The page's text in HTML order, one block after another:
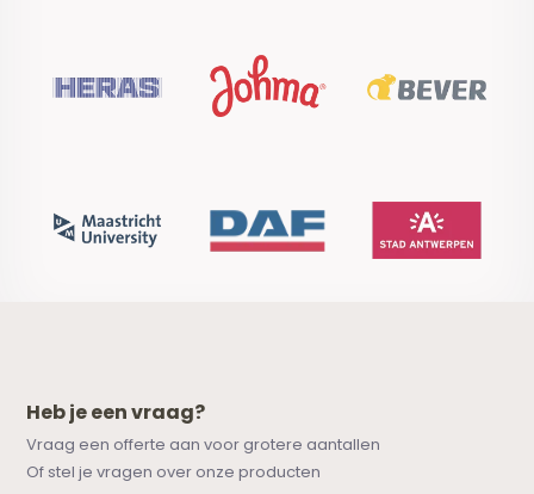
Heb je een vraag?
Vraag een offerte aan voor grotere aantallen
Of stel je vragen over onze producten